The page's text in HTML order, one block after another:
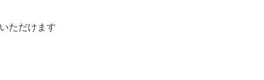
ただけます